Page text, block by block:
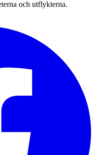
och utflykterna.